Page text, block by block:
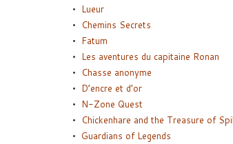
Lueur
Chemins Secrets
Fatum
Les aventures du capitaine Ronan
Chasse anonyme
D’encre et d’or
N-Zone Quest
Chickenhare and the Treasure of
Guardians of Legends